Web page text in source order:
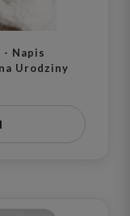
- Napis
Urodziny